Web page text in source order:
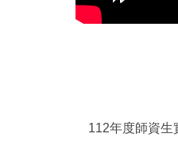
112年度師資生